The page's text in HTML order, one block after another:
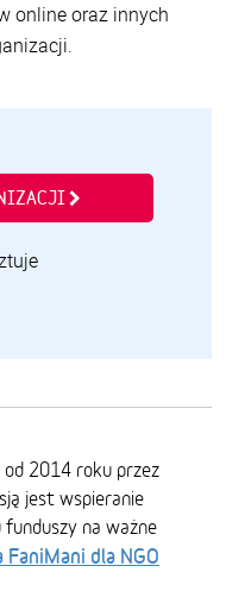
online oraz innych
2014 roku przez
jest wspieranie
funduszy na ważne
dla NGO